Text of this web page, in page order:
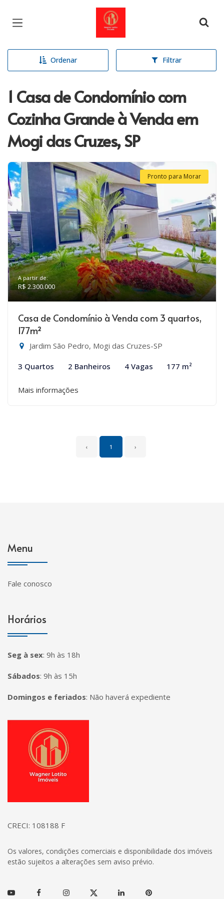
Página inicial
Ordenar Filtrar
1 Casa de Condomínio com
Cozinha Grande à Venda em
Mogi das Cruzes, SP
Pronto para Morar
A partir de:
R$ 2.300.000
Casa de Condomínio à Venda com 3 quartos,
177m²
Jardim São Pedro, Mogi das Cruzes-SP
3 Quartos 2 Banheiros 4 Vagas 177 m²
Mais informações
‹ 1 ›
Menu
Fale conosco
Horários
Seg à sex: 9h às 18h
Sábados: 9h às 15h
Domingos e feriados: Não haverá expediente
Página inicial
CRECI: 108188 F
Os valores, condições comerciais e disponibilidade dos imóveis
estão sujeitos a alterações sem aviso prévio.
Youtube FacebookInstagramTwitter Linkedin Pinterest